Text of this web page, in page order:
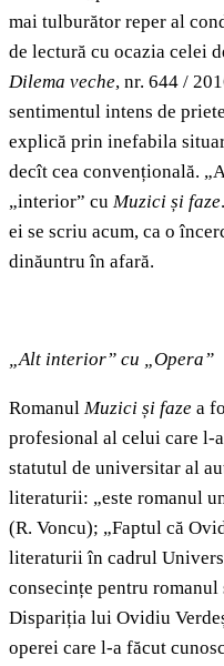
mai tulburător reper al
de lectură cu ocazia celei
Dilema veche, nr. 644 /
sentimentul intens de
explică prin inefabila
decît cea convențională.
„interior” cu Muzici și faze
ei se scriu acum, ca o
dinăuntru în afară.
„Alt interior” cu „Opera”
Romanul Muzici și faze a
profesional al celui care l-
statutul de universitar al
literaturii: „este romanul
(R. Voncu); „Faptul că
literaturii în cadrul
consecințe pentru
Dispariția lui Ovidiu
operei care l-a făcut